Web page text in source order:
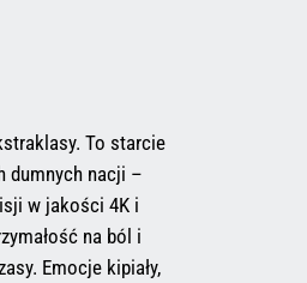
To starcie
dumnych nacji –
w jakości 4K i
na ból i
Emocje kipiały,